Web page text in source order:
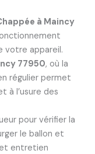
à Maincy
votre appareil.
77950, où la
régulier permet
à l’usure des
pour vérifier la
le ballon et
entretien